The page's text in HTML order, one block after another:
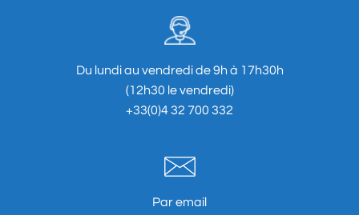
Du lundi au vendredi de 9h à 17h30h
(12h30 le vendredi)
+33(0)4 32 700 332
Par email